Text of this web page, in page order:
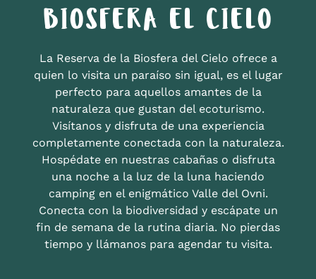
BIOSFERA EL CIELO
La Reserva de la Biosfera del Cielo ofrece a
quien lo visita un paraíso sin igual, es el lugar
perfecto para aquellos amantes de la
naturaleza que gustan del ecoturismo.
Visítanos y disfruta de una experiencia
completamente conectada con la naturaleza.
Hospédate en nuestras cabañas o disfruta
una noche a la luz de la luna haciendo
camping en el enigmático Valle del Ovni.
Conecta con la biodiversidad y escápate un
fin de semana de la rutina diaria. No pierdas
tiempo y llámanos para agendar tu visita.